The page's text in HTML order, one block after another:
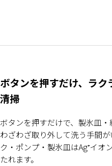
ボタンを押すだけ、ラ
清掃
ボタンを押すだけで、製氷皿
わざわざ取り外して洗う手間
ク・ポンプ・製氷皿はAg⁺イオ
たれます。